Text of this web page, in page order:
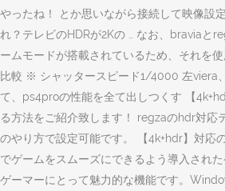
やったね！ とか思いながら接続して映像設
れ？テレビのHDRが2Kの … なお、braviaと
ームモードが搭載されているため、それを
比較 ※ シャッタースピード1/4000 左viera
て、ps4proの性能を全て出しつくす 【
る方法をご紹介致します！ regzaのhdr対応
のやり方で設定可能です。 【4k+hdr】対応
でゲームをスムーズにできるよう導入され
ゲーマーにとって魅力的な機能です。